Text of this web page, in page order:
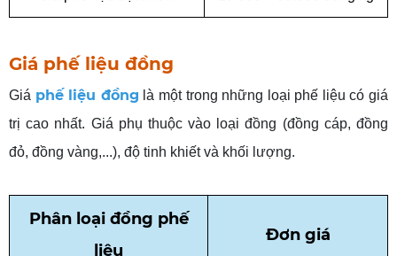
Giá phế liệu đồng
Giá phế liệu đồng là một trong những loại phế liệu có giá
trị cao nhất. Giá phụ thuộc vào loại đồng (đồng cáp, đồng
đỏ, đồng vàng,...), độ tinh khiết và khối lượng.
Phânloại đồng phế
liệu
Đơngiá